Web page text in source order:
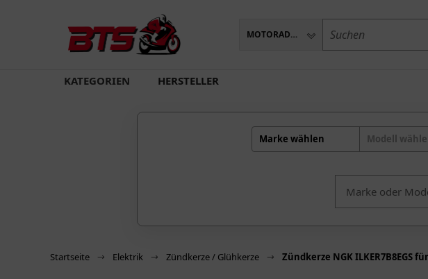
MOTORADTEILE
KATEGORIEN HERSTELLER
Marke wählen Modell
Startseite Elektrik Zündkerze / Glühkerze Zündkerze NGK ILKER7B8EGS